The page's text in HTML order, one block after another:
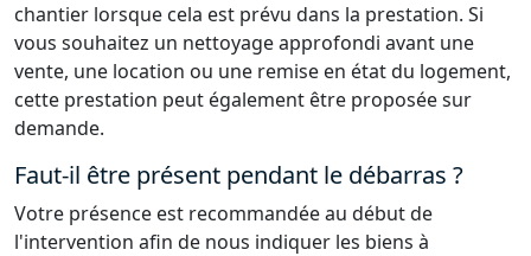
chantier lorsque cela est prévu dans la prestation. Si
vous souhaitez un nettoyage approfondi avant une
vente, une location ou une remise en état du logement,
cette prestation peut également être proposée sur
demande.
Faut-il être présent pendant le débarras ?
Votre présence est recommandée au début de
l'intervention afin de nous indiquer les biens à